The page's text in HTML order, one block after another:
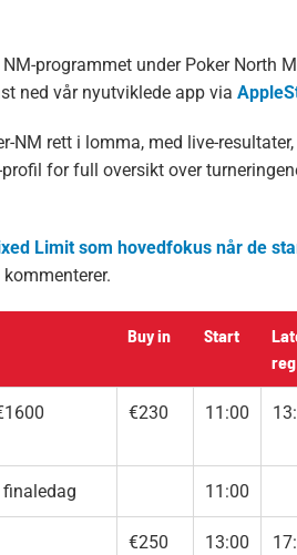
programmet under Poker North
ned vår nyutviklede app via
NM rett i lomma, med live-
for full oversikt over
Limit som hovedfokus når de
Buy in Start
reg
€230 11:00
11:00
€250 13:00